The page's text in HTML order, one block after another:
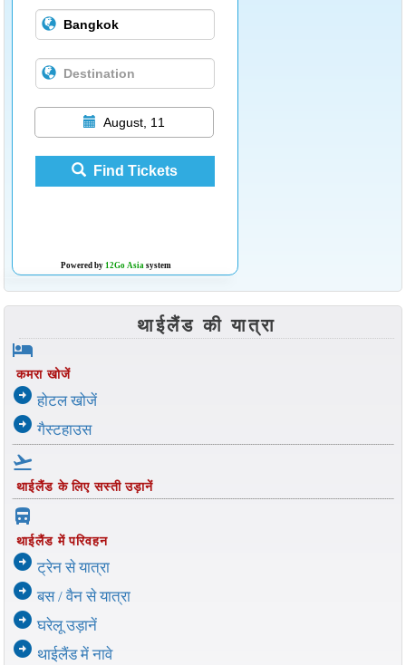
August, 11
Find Tickets
Powered by 12Go Asiasystem
थाईलैंड की यात्रा
hotel
कमरा खोजें
arrow_circle_right होटल खोजें
arrow_circle_right गैस्टहाउस
flight_takeoff
थाईलैंड के लिए सस्ती उड़ानें
directions_bus_filled
थाईलैंड में परिवहन
arrow_circle_right ट्रेन से यात्रा
arrow_circle_right बस / वैन से यात्रा
arrow_circle_right घरेलू उड़ानें
arrow_circle_right थाईलैंड में नावे